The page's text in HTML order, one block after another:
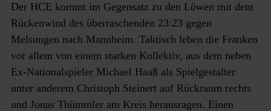
Der HCE kommt im Gegensatz zu den Löwen mit dem
Rückenwind des überraschenden 23:23 gegen
Melsungen nach Mannheim. Taktisch leben die Franken
vor allem von einem starken Kollektiv, aus dem neben
Ex-Nationalspieler Michael Haaß als Spielgestalter
unter anderem Christoph Steinert auf Rückraum rechts
und Jonas Thümmler am Kreis herausragen. Einen